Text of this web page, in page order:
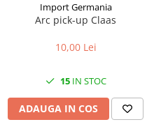
Import Germania
Arc pick-up Claas
10,00 Lei
15IN STOC
ADAUGA IN COS